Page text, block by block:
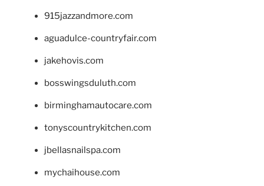
915jazzandmore.com
aguadulce-countryfair.com
jakehovis.com
bosswingsduluth.com
birminghamautocare.com
tonyscountrykitchen.com
jbellasnailspa.com
mychaihouse.com